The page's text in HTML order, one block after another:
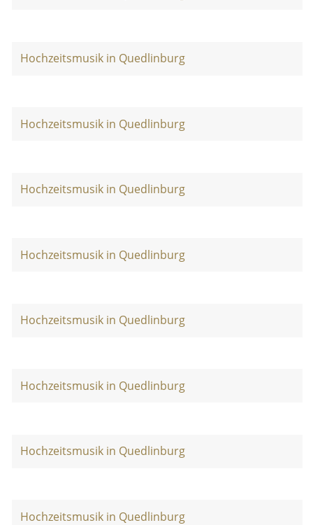
Hochzeitsmusik in Quedlinburg
Hochzeitsmusik in Quedlinburg
Hochzeitsmusik in Quedlinburg
Hochzeitsmusik in Quedlinburg
Hochzeitsmusik in Quedlinburg
Hochzeitsmusik in Quedlinburg
Hochzeitsmusik in Quedlinburg
Hochzeitsmusik in Quedlinburg